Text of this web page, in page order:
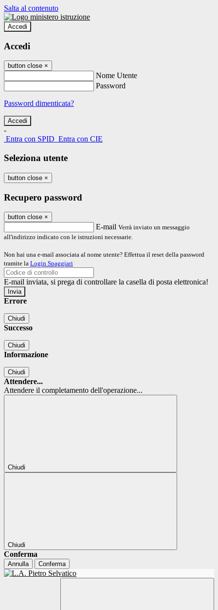
Salta al contenuto
Accedi
Accedi
button close ×
Nome Utente
Password
Password dimenticata?
-
Entra con SPID Entra con CIE
Seleziona utente
button close ×
Recupero password
button close ×
E-mail Verrà inviato un messaggio
all'indirizzo indicato con le istruzioni necessarie.
Non hai una e-mail associata al nome utente? Effettua il reset della password
tramite la Login Spaggiari
E-mail inviata, si prega di controllare la casella di posta elettronica!
Errore
Chiudi
Successo
Chiudi
Informazione
Chiudi
Attendere...
Attendere il completamento dell'operazione...
Chiudi
Chiudi
Conferma
Annulla Conferma